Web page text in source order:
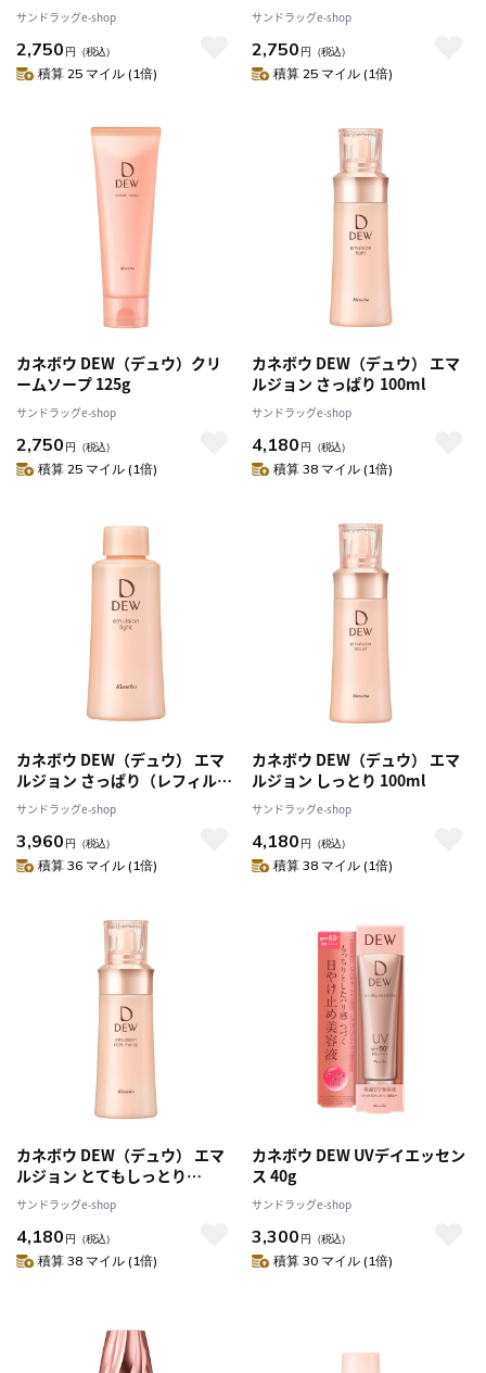
サンドラッグe-shop
2,750 円 （税込）
積算 25 マイル (1倍)
サンドラッグe-shop
2,750 円 （税込）
積算 25 マイル (1倍)
カネボウ DEW（デュウ）クリ
ームソープ 125g
サンドラッグe-shop
2,750 円 （税込）
積算 25 マイル (1倍)
カネボウ DEW（デュウ） エマ
ルジョン さっぱり 100ml
サンドラッグe-shop
4,180 円 （税込）
積算 38 マイル (1倍)
カネボウ DEW（デュウ） エマ
ルジョン さっぱり（レフィル）
100ml
サンドラッグe-shop
3,960 円 （税込）
積算 36 マイル (1倍)
カネボウ DEW（デュウ） エマ
ルジョン しっとり 100ml
サンドラッグe-shop
4,180 円 （税込）
積算 38 マイル (1倍)
カネボウ DEW（デュウ） エマ
ルジョン とてもしっとり
100ml
サンドラッグe-shop
4,180 円 （税込）
積算 38 マイル (1倍)
カネボウ DEW UVデイエッセン
ス 40g
サンドラッグe-shop
3,300 円 （税込）
積算 30 マイル (1倍)